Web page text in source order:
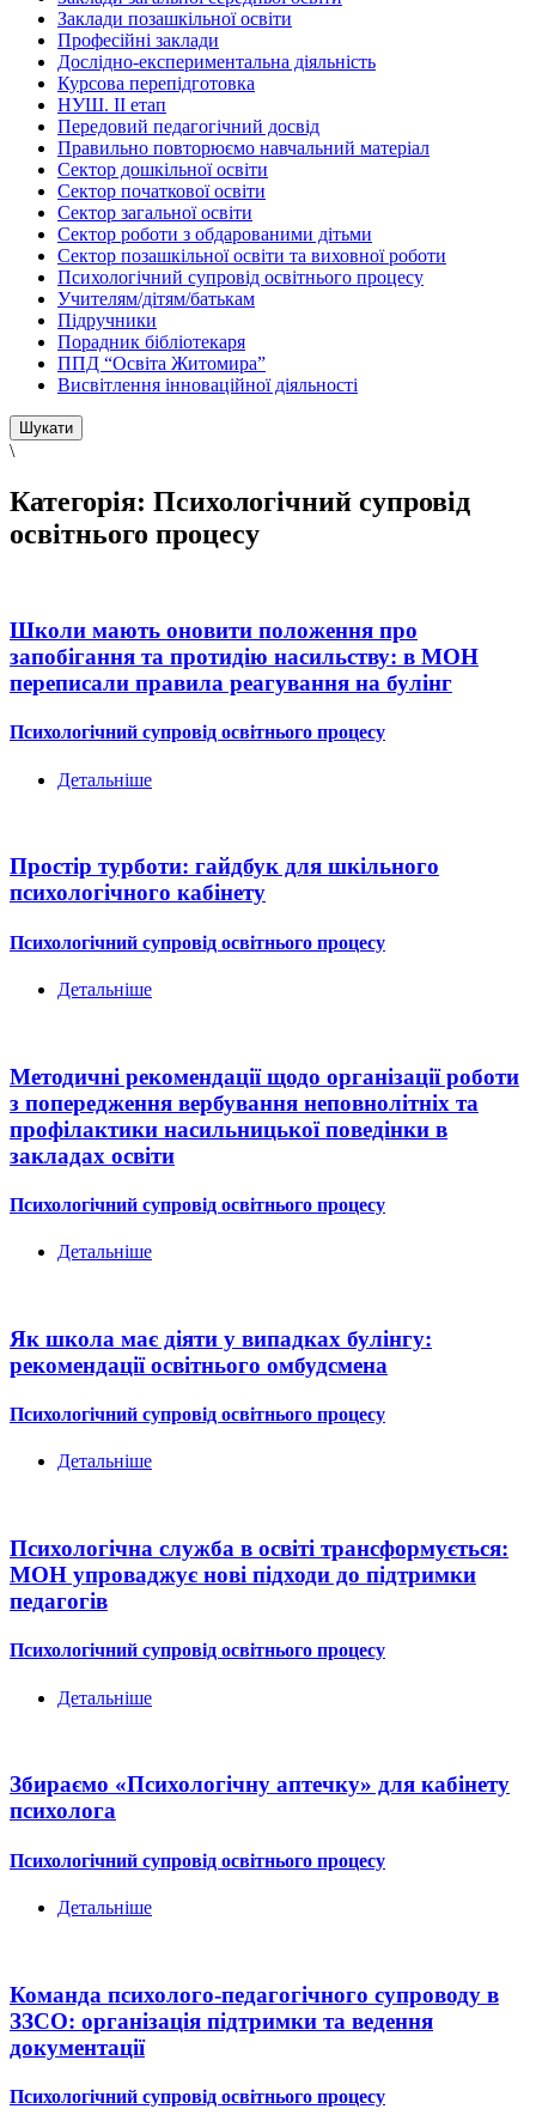
Заклади позашкільної освіти
Професійні заклади
Дослідно-експериментальна діяльність
Курсова перепідготовка
НУШ. ІІ етап
Передовий педагогічний досвід
Правильно повторюємо навчальний матеріал
Сектор дошкільної освіти
Сектор початкової освіти
Сектор загальної освіти
Сектор роботи з обдарованими дітьми
Сектор позашкільної освіти та виховної роботи
Психологічний супровід освітнього процесу
Учителям/дітям/батькам
Підручники
Порадник бібліотекаря
ППД “Освіта Житомира”
Висвітлення інноваційної діяльності
\
Категорія: Психологічний супровід
освітнього процесу
Школи мають оновити положення про
запобігання та протидію насильству: в МОН
переписали правила реагування на булінг
Психологічний супровід освітнього процесу
Детальніше
Простір турботи: гайдбук для шкільного
психологічного кабінету
Психологічний супровід освітнього процесу
Детальніше
Методичні рекомендації щодо організації роботи
з попередження вербування неповнолітніх та
профілактики насильницької поведінки в
закладах освіти
Психологічний супровід освітнього процесу
Детальніше
Як школа має діяти у випадках булінгу:
рекомендації освітнього омбудсмена
Психологічний супровід освітнього процесу
Детальніше
Психологічна служба в освіті трансформується:
МОН упроваджує нові підходи до підтримки
педагогів
Психологічний супровід освітнього процесу
Детальніше
Збираємо «Психологічну аптечку» для кабінету
психолога
Психологічний супровід освітнього процесу
Детальніше
Команда психолого-педагогічного супроводу в
ЗЗСО: організація підтримки та ведення
документації
Психологічний супровід освітнього процесу